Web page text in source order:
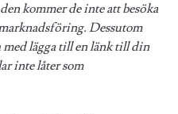
kommer de inte att besöka
Dessutom
lägga till en länk till din
inte låter som